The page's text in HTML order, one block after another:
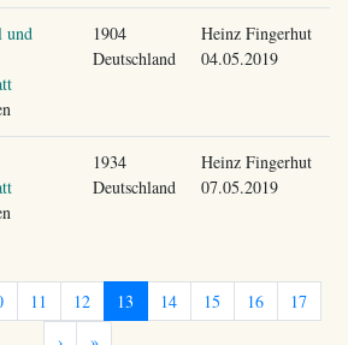
und
1904
Deutschland
Heinz Fingerhut
04.05.2019
1934
Deutschland
Heinz Fingerhut
07.05.2019
11 12 13 14 15 16
17
›
»